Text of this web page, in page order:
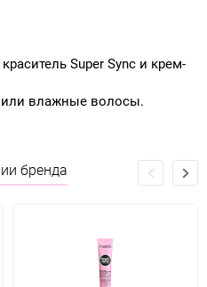
Super Sync и крем-
или влажные волосы.
бренда